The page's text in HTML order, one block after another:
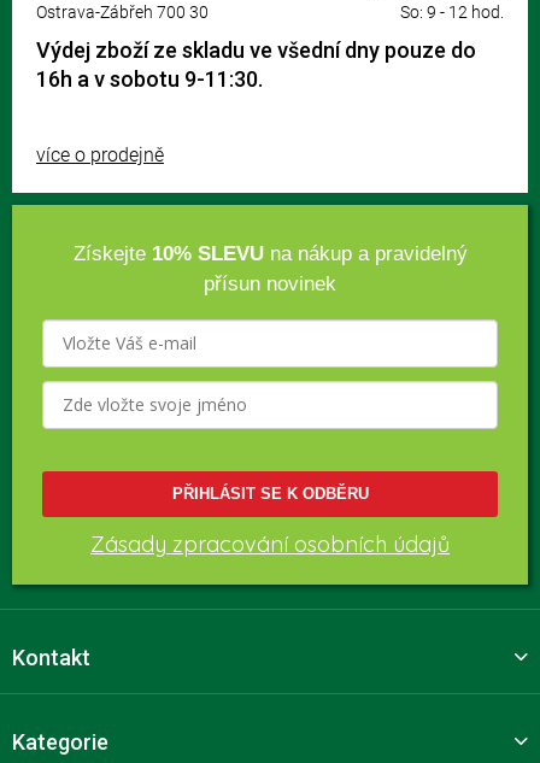
Ostrava-Zábřeh 700 30
So: 9 - 12 hod.
Výdej zboží ze skladu ve všední dny pouze do
16h a v sobotu 9-11:30.
více o prodejně
Získejte 10% SLEVUna nákup a pravidelný
přísun novinek
PŘIHLÁSIT SE K ODBĚRU
Zásady zpracování osobních údajů
Kontakt
Kategorie